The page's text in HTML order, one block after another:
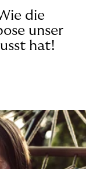
die
unser
hat!